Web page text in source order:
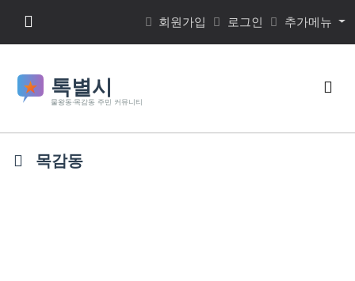
메뉴 버튼 회원가입 로그인 추가메뉴
검
목감동